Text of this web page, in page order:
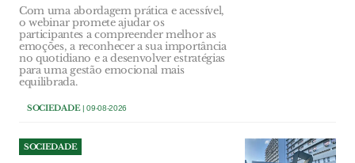
Com uma abordagem prática e acessível,
o webinar promete ajudar os
participantes a compreender melhor as
emoções, a reconhecer a sua importância
no quotidiano e a desenvolver estratégias
para uma gestão emocional mais
equilibrada.
SOCIEDADE| 09-08-2026
SOCIEDADE